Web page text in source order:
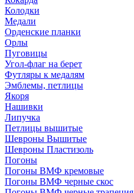
Колодки
Медали
Орденские планки
Орлы
Пуговицы
Угол-флаг на берет
Футляры к медалям
Эмблемы, петлицы
Якоря
Нашивки
Липучка
Петлицы вышитые
Шевроны Вышитые
Шевроны Пластизоль
Погоны
Погоны ВМФ кремовые
Погоны ВМФ черные скос